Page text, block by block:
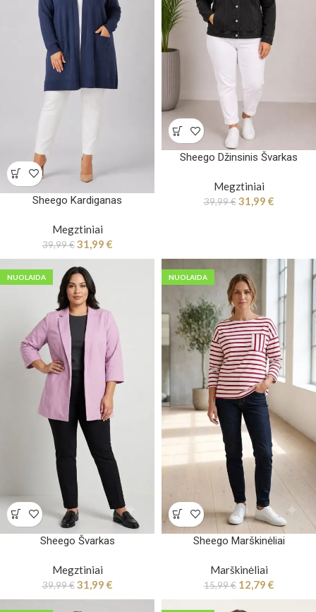
Sheego Kardiganas
Megztiniai
39,99€ 31,99 €
Sheego Džinsinis Švarkas
Megztiniai
39,99€ 31,99 €
NUOLAIDA
Sheego Švarkas
Megztiniai
39,99€ 31,99 €
NUOLAIDA
Sheego Marškinėliai
Marškinėliai
15,99€ 12,79 €